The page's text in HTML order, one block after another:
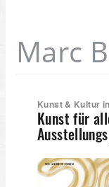
Marc
Kunst & Kultur
Kunst für